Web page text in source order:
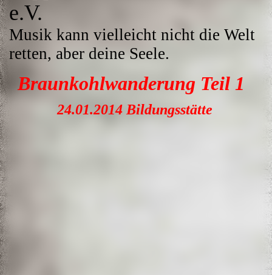
e.V.
Musik kann vielleicht nicht die Welt
retten, aber deine Seele.
Braunkohlwanderung Teil 1
24.01.2014 Bildungsstätte